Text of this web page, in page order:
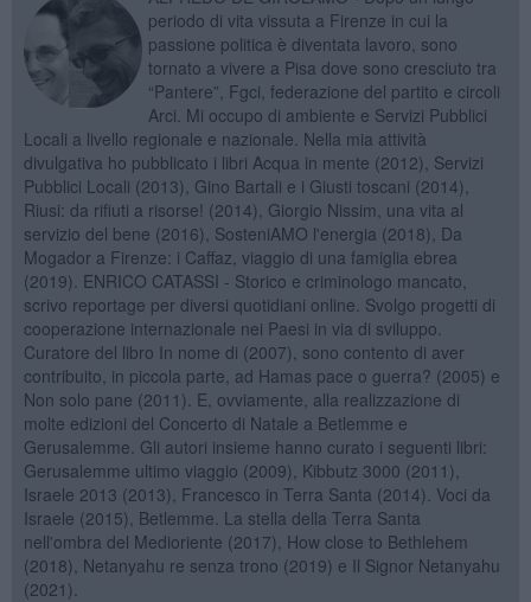
periodo di vita vissuta a Firenze in cui la
passione politica è diventata lavoro, sono
tornato a vivere a Pisa dove sono cresciuto tra
“Pantere”, Fgci, federazione del partito e circoli
Arci. Mi occupo di ambiente e Servizi Pubblici
Locali a livello regionale e nazionale. Nella mia attività
divulgativa ho pubblicato i libri Acqua in mente (2012), Servizi
Pubblici Locali (2013), Gino Bartali e i Giusti toscani (2014),
Riusi: da rifiuti a risorse! (2014), Giorgio Nissim, una vita al
servizio del bene (2016), SosteniAMO l'energia (2018), Da
Mogador a Firenze: i Caffaz, viaggio di una famiglia ebrea
(2019). ENRICO CATASSI - Storico e criminologo mancato,
scrivo reportage per diversi quotidiani online. Svolgo progetti di
cooperazione internazionale nei Paesi in via di sviluppo.
Curatore del libro In nome di (2007), sono contento di aver
contribuito, in piccola parte, ad Hamas pace o guerra? (2005) e
Non solo pane (2011). E, ovviamente, alla realizzazione di
molte edizioni del Concerto di Natale a Betlemme e
Gerusalemme. Gli autori insieme hanno curato i seguenti libri:
Gerusalemme ultimo viaggio (2009), Kibbutz 3000 (2011),
Israele 2013 (2013), Francesco in Terra Santa (2014). Voci da
Israele (2015), Betlemme. La stella della Terra Santa
nell'ombra del Medioriente (2017), How close to Bethlehem
(2018), Netanyahu re senza trono (2019) e Il Signor Netanyahu
(2021).